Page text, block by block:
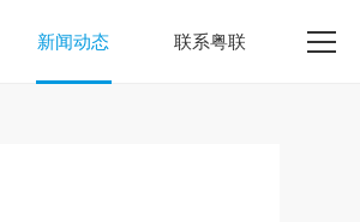
新闻动态 联系粤联